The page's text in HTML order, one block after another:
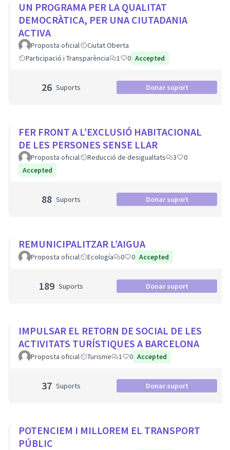
UN PROGRAMA PER LA QUALITAT
DEMOCRÀTICA, PER UNA CIUTADANIA
ACTIVA
Proposta oficial
Ciutat Oberta
Participació i Transparència
1 0 Accepted
26 Suports Donar suport
FER FRONT A L’EXCLUSIÓ HABITACIONAL
DE LES PERSONES SENSE LLAR
Proposta oficial Reducció de desigualtats 3
0
Accepted
88 Suports Donar suport
REMUNICIPALITZAR L’AIGUA
Proposta oficial Ecología 0 0 Accepted
189 Suports Donar suport
IMPULSAR EL RETORN DE SOCIAL DE LES
ACTIVITATS TURÍSTIQUES A BARCELONA
Proposta oficial Turisme 1 0 Accepted
37 Suports Donar suport
POTENCIEM I MILLOREM EL TRANSPORT
PÚBLIC